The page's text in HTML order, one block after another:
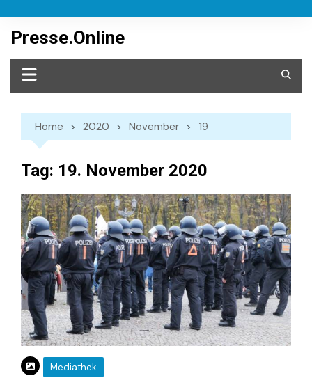
content
Presse.Online
Home 2020 November 19
Tag: 19. November 2020
Mediathek